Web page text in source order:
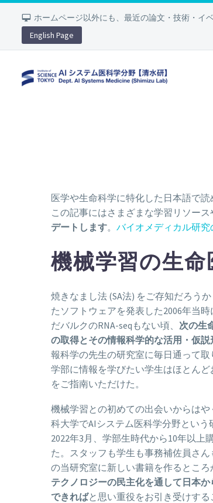
ホームページ以外にも、最近の論文・技術・イ
English Page
医学や生命科学に特化した日本語で
この記事にはさまざまな学習リソー
デートします。 バイオメディカル研
機械学習の生
焼きなまし法 (SA法) をご存知だろう
たソフトウェアを発表した2006年当
だバルクのRNA-seqもない頃、 次の生
の取得とその情報科学的な活用・仮
報科学の先生の研究室に毎日通って
学部に情報を学びたい学生はほとん
をご指南いただけた。
機械学習との初めての出会いからは
科大学でAIシステム医科学分野とい
2022年3月、学部生時代から10年以
た。スタッフも学生も事務補佐員さ
の当研究室に新しい書籍を作るところ
テクノロジーの民主化を通して日本
できればと思い重役をお引き受けする